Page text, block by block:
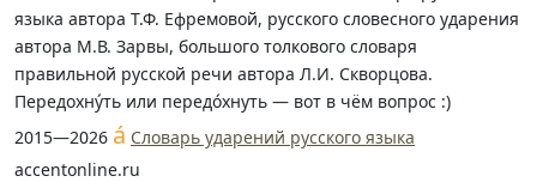
языка автора Т.Ф. Ефремовой, русского словесного ударения
автора М.В. Зарвы, большого толкового словаря
правильной русской речи автора Л.И. Скворцова.
Передохну́ть или передо́хнуть — вот в чём вопрос :)
2015—2026 á Словарь ударений русского языка
accentonline.ru